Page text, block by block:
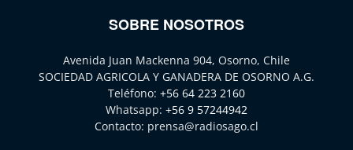
SOBRE NOSOTROS
Avenida Juan Mackenna 904, Osorno, Chile
SOCIEDAD AGRICOLA Y GANADERA DE OSORNO A.G.
Teléfono: +56 64 223 2160
Whatsapp: +56 9 57244942
Contacto: prensa@radiosago.cl